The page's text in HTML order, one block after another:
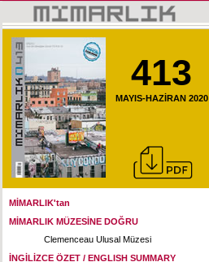
413
MAYIS-HAZİRAN 2020
MİMARLIK'tan
MİMARLIK MÜZESİNE DOĞRU
Clemenceau Ulusal Müzesi
İNGİLİZCE ÖZET / ENGLISH SUMMARY